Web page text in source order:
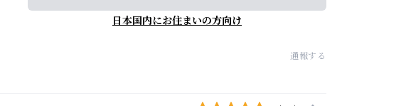
日本国内にお住まいの方向け
通報する